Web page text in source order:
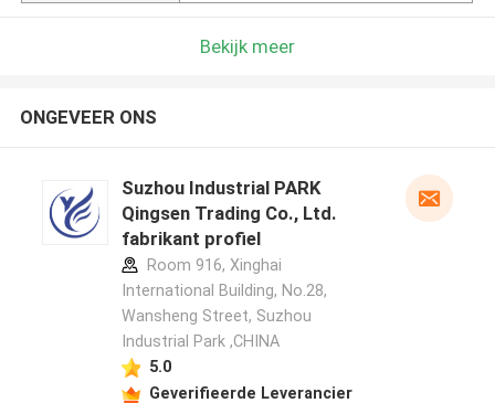
Bekijk meer
ONGEVEER ONS
Suzhou Industrial PARK
Qingsen Trading Co., Ltd.
fabrikant profiel
Room 916, Xinghai
International Building, No.28,
Wansheng Street, Suzhou
Industrial Park ,CHINA
5.0
Geverifieerde Leverancier